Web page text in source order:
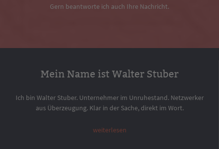
Gern beantworte ich auch Ihre Nachricht.
Mein Name ist Walter Stuber
Ich bin Walter Stuber. Unternehmer im Unruhestand. Netzwerker
aus Überzeugung. Klar in der Sache, direkt im Wort.
weiterlesen